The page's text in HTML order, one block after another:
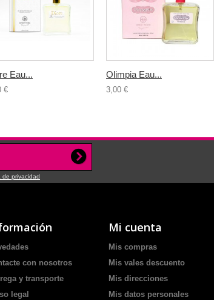
Eau...
€
Olimpia Eau...
3,00 €
de privacidad
con nosotros
y transporte
legal
Mi cuenta
Mis compras
Mis vales descuento
Mis direcciones
Mis datos personales